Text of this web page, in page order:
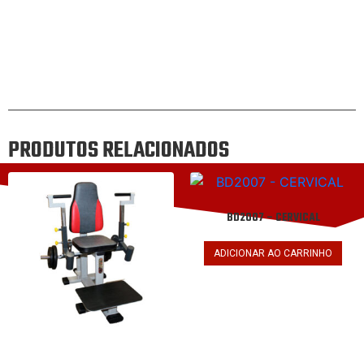
PRODUTOS RELACIONADOS
BD2007 – CERVICAL
ADICIONAR AO CARRINHO